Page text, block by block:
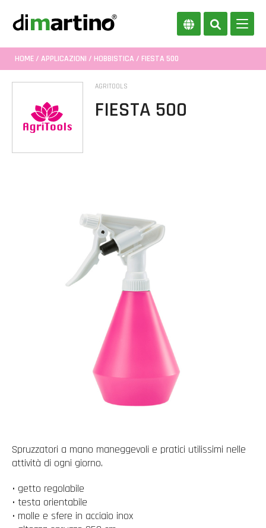
HOME/ APPLICAZIONI / HOBBISTICA / FIESTA 500
AGRITOOLS
FIESTA 500
Spruzzatori a mano maneggevoli e pratici utilissimi nelle
attività di ogni giorno.
• getto regolabile
• testa orientabile
• molle e sfere in acciaio inox